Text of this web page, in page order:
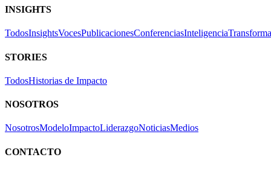
INSIGHTS
TodosInsightsVocesPublicacionesConferenciasInteligencia
STORIES
TodosHistorias de Impacto
NOSOTROS
NosotrosModeloImpactoLiderazgoNoticiasMedios
CONTACTO